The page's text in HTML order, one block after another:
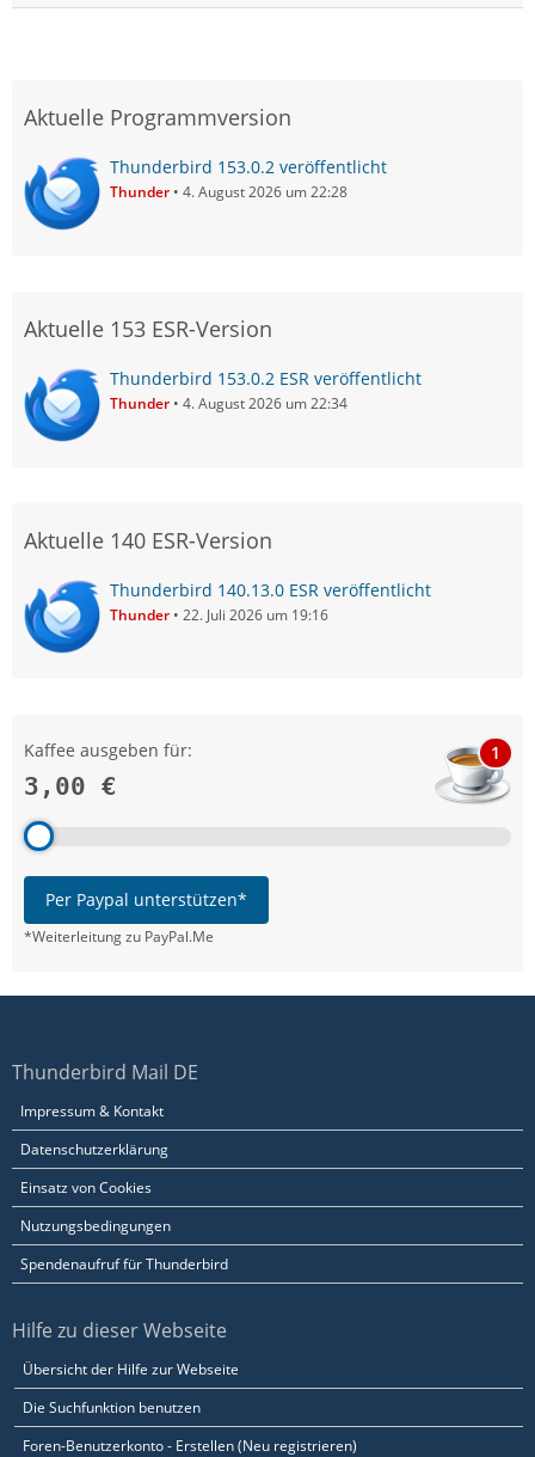
Aktuelle Programmversion
Thunderbird 153.0.2 veröffentlicht
Thunder 4. August 2026 um 22:28
Aktuelle 153 ESR-Version
Thunderbird 153.0.2 ESR veröffentlicht
Thunder 4. August 2026 um 22:34
Aktuelle 140 ESR-Version
Thunderbird 140.13.0 ESR veröffentlicht
Thunder 22. Juli 2026 um 19:16
Kaffee ausgeben für:
3,00 €
1
Per Paypal unterstützen*
*Weiterleitung zu PayPal.Me
Thunderbird Mail DE
Impressum & Kontakt
Datenschutzerklärung
Einsatz von Cookies
Nutzungsbedingungen
Spendenaufruf für Thunderbird
Hilfe zu dieser Webseite
Übersicht der Hilfe zur Webseite
Die Suchfunktion benutzen
Foren-Benutzerkonto - Erstellen (Neu registrieren)